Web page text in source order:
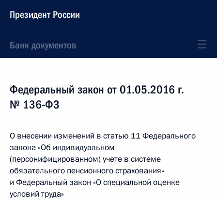
Президент России
Банк документов
Федеральный закон от 01.05.2016 г.
№ 136-ФЗ
О внесении изменений в статью 11 Федерального
закона «Об индивидуальном
(персонифицированном) учете в системе
обязательного пенсионного страхования»
и Федеральный закон «О специальной оценке
условий труда»